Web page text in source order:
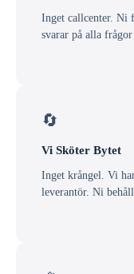
Inget callcenter. Ni
svarar på alla
🔄
Vi Sköter Bytet
Inget krångel. Vi
leverantör. Ni